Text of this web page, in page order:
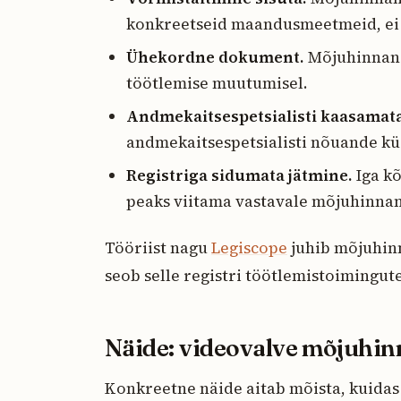
konkreetseid maandusmeetmeid,
Ühekordne dokument.
töötlemise muutumisel.
Andmekaitsespetsialisti
andmekaitsespetsialisti nõuande
Registriga sidumata jätmine. Iga
peaks viitama vastavale
Tööriist naguLegiscope juhib
seob selle registri
Näide: videovalve
Konkreetne näide aitab mõista,